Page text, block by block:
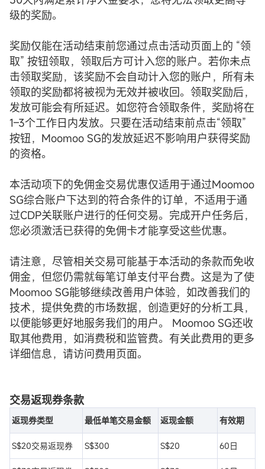
级的奖励。
奖励仅能在活动结束前您通过点击活动页面上的 “领
取” 按钮领取，领取后方可计入您的账户。若你未点
击领取奖励，该奖励不会自动计入您的账户，所有未
领取的奖励都将被视为无效并被收回。领取奖励后，
发放可能会有所延迟。如您符合领取条件，奖励将在
1–3个工作日内发放。只要在活动结束前点击“领取”
按钮，Moomoo SG的发放延迟不影响用户获得奖励
的资格。
本活动项下的免佣金交易优惠仅适用于通过Moomoo
SG综合账户下达到的符合条件的订单，不适用于通
过CDP关联账户进行的任何交易。完成开户任务后，
您必须激活已获得的免佣卡才能享受这些优惠。
请注意，尽管相关交易可能基于本活动的条款而免收
佣金，但您仍需就每笔订单支付平台费。这是为了使
Moomoo SG能够继续改善用户体验，如改善我们的
技术，提供免费的市场数据，创造更好的分析工具，
以便能够更好地服务我们的用户。 Moomoo SG还收
取其他费用，如消费税和监管费。有关此费用的更多
详细信息，请访问费用页面。
交易返现券条款
返现券类型 最低单笔交易金额 返现金额 有效期
S$20交易返现券 S$300 S$20 60日